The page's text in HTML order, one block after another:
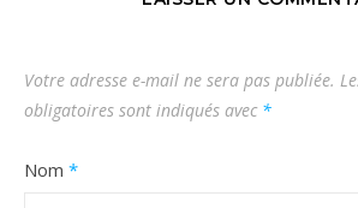
Votre adresse e-mail ne sera pas publiée.
obligatoires sont indiqués avec *
Nom *